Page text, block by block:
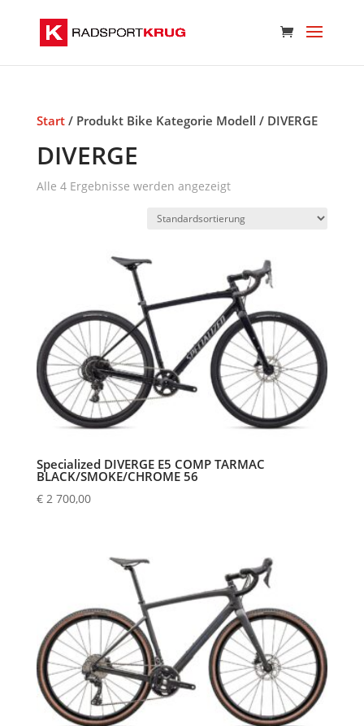
Start/ Produkt Bike Kategorie Modell / DIVERGE
DIVERGE
Alle 4 Ergebnisse werden angezeigt
Specialized DIVERGE E5 COMP TARMAC
BLACK/SMOKE/CHROME 56
€2 700,00